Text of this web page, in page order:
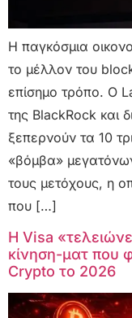
Η παγκόσμια
το μέλλον του
επίσημο τρόπο. Ο
της BlackRock και
ξεπερνούν τα 10
«βόμβα»
τους μετόχους, η
που […]
Η Visa
κίνηση-ματ που
Crypto το 2026